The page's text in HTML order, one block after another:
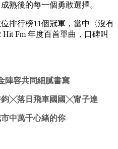
熟後的每一個勇敢選擇。
排行榜11個冠軍，當中〈沒有
Fm 年度百首單曲，口碑叫
陣容共同細膩書寫
╳落日飛車國國╳甯子達
中萬千心緒的你